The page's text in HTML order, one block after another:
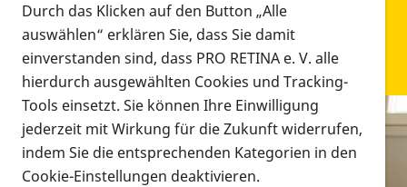
Infomaterial
Infomaterial
Durch das Klicken auf den Button „Alle
auswählen“ erklären Sie, dass Sie damit
einverstanden sind, dass PRO RETINA e. V. alle
hierdurch ausgewählten Cookies und Tracking-
Tools einsetzt. Sie können Ihre Einwilligung
jederzeit mit Wirkung für die Zukunft widerrufen,
indem Sie die entsprechenden Kategorien in den
Cookie-Einstellungen deaktivieren.